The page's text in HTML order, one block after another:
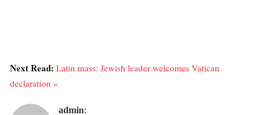
Next Read: Latin mass: Jewish leader welcomes Vatican
declaration »
admin: